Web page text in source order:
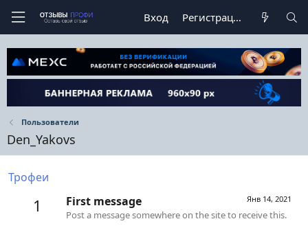
Вход Регистрация
Пользователи
Den_Yakovs
Трофеи
1 Янв 14, 2021
First message
Post a message somewhere on the site to receive this.